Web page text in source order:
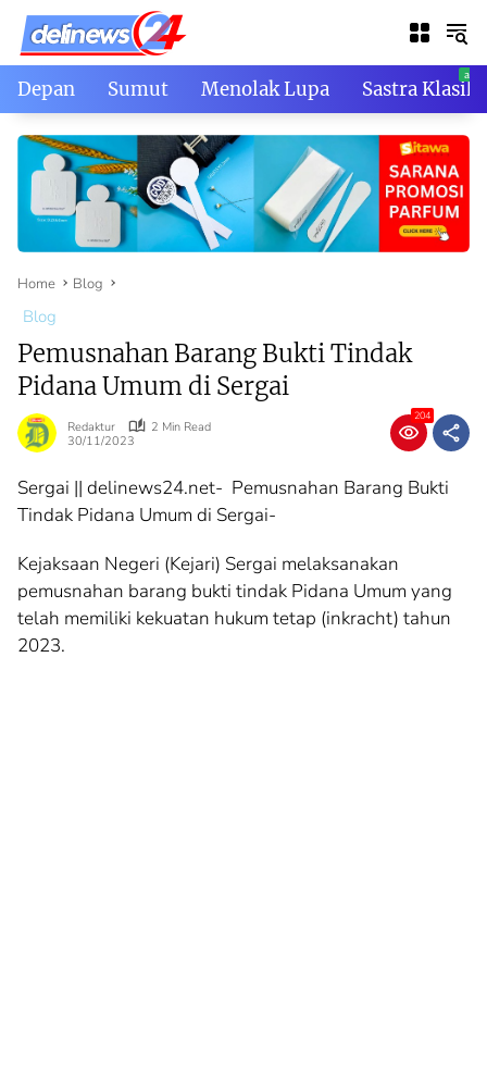
Skip
content
Depan Sumut Menolak Lupa Sastra Klasik
Home Blog
Blog
Pemusnahan Barang Bukti Tindak
Pidana Umum di Sergai
Redaktur
2 Min Read
30/11/2023
204
Sergai || delinews24.net- Pemusnahan Barang Bukti
Tindak Pidana Umum di Sergai-
Kejaksaan Negeri (Kejari) Sergai melaksanakan
pemusnahan barang bukti tindak Pidana Umum yang
telah memiliki kekuatan hukum tetap (inkracht) tahun
2023.